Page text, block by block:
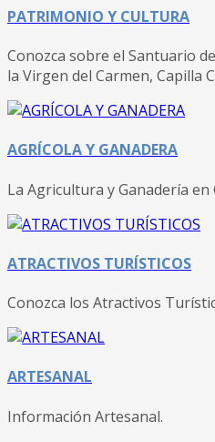
PATRIMONIO Y CULTURA
Conozca sobre el Santuario
la Virgen del Carmen, Capilla
AGRÍCOLA Y GANADERA
La Agricultura y Ganadería en
ATRACTIVOS TURÍSTICOS
Conozca los Atractivos
ARTESANAL
Información Artesanal.